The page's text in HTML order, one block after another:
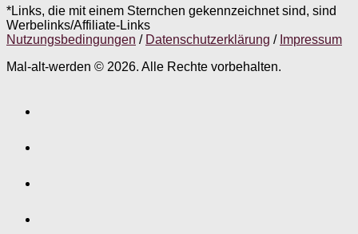
*Links, die mit einem Sternchen gekennzeichnet sind, sind
Werbelinks/Affiliate-Links
Nutzungsbedingungen / Datenschutzerklärung / Impressum
Mal-alt-werden © 2026. Alle Rechte vorbehalten.